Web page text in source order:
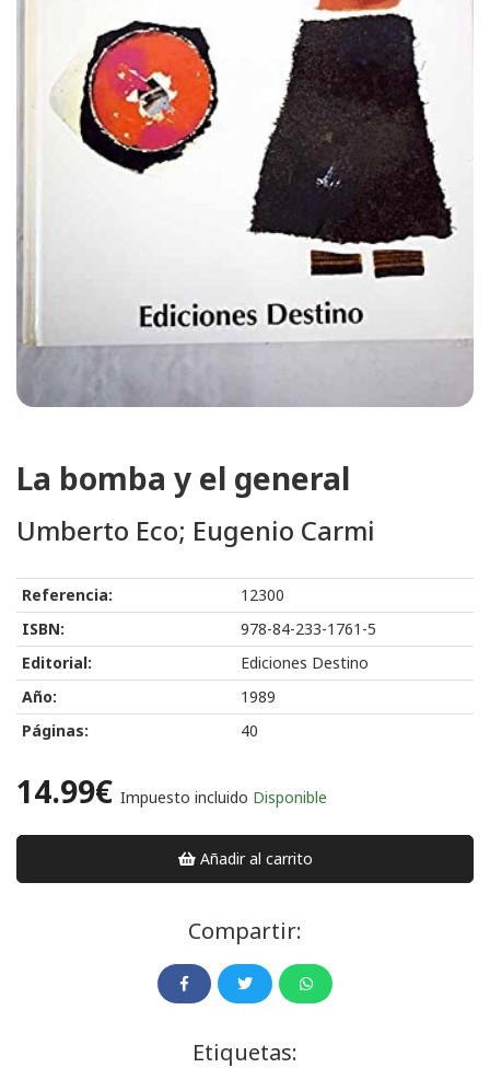
La bomba y el general
Umberto Eco; Eugenio Carmi
Referencia:
12300
ISBN:
978-84-233-1761-5
Editorial:
Ediciones Destino
Año:
1989
Páginas:
40
14.99€ Impuesto incluido Disponible
Añadir al carrito
Compartir:
Etiquetas: